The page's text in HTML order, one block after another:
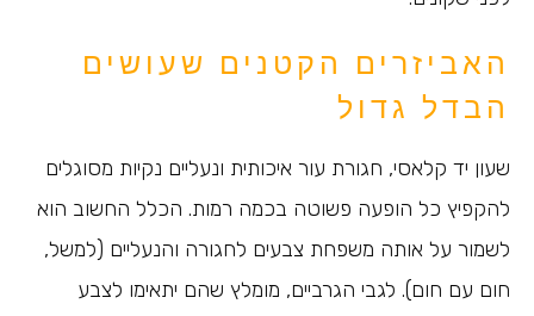
האביזרים הקטנים שעושים
הבדל גדול
שעון יד קלאסי, חגורת עור איכותית ונעליים נקיות מסוגלים
להקפיץ כל הופעה פשוטה בכמה רמות. הכלל החשוב הוא
לשמור על אותה משפחת צבעים לחגורה והנעליים (למשל,
חום עם חום). לגבי הגרביים, מומלץ שהם יתאימו לצבע